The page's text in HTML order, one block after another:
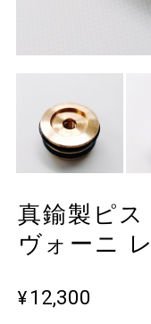
真鍮製ピ
ヴォーニ
¥12,300